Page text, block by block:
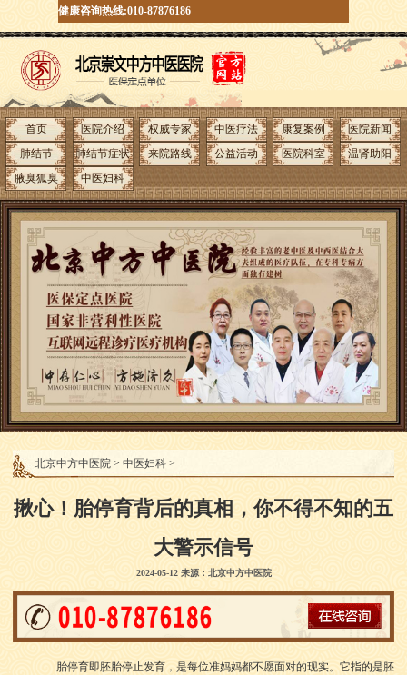
健康咨询热线:010-87876186
首页 医院介绍 权威专家 中医疗法 康复案例
医院新闻
肺结节
肺结节症状 来院路线 公益活动 医院科室
温肾助阳
腋臭狐臭
中医妇科
北京中方中医院 > 中医妇科 >
揪心！胎停育背后的真相，你不得不知的五
大警示信号
2024-05-12 来源：北京中方中医院
胎停育即胚胎停止发育，是每位准妈妈都不愿面对的现实。它指的是胚